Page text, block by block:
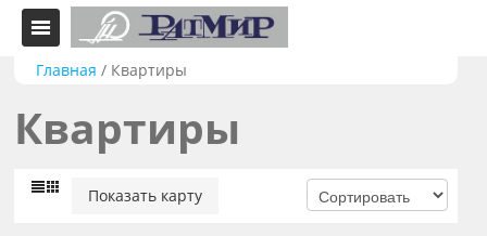
Главная / Квартиры
Квартиры
Показать карту